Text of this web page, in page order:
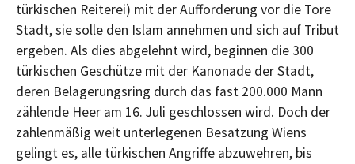
türkischen Reiterei) mit der Aufforderung vor die Tore
Stadt, sie solle den Islam annehmen und sich auf Tribut
ergeben. Als dies abgelehnt wird, beginnen die 300
türkischen Geschütze mit der Kanonade der Stadt,
deren Belagerungsring durch das fast 200.000 Mann
zählende Heer am 16. Juli geschlossen wird. Doch der
zahlenmäßig weit unterlegenen Besatzung Wiens
gelingt es, alle türkischen Angriffe abzuwehren, bis